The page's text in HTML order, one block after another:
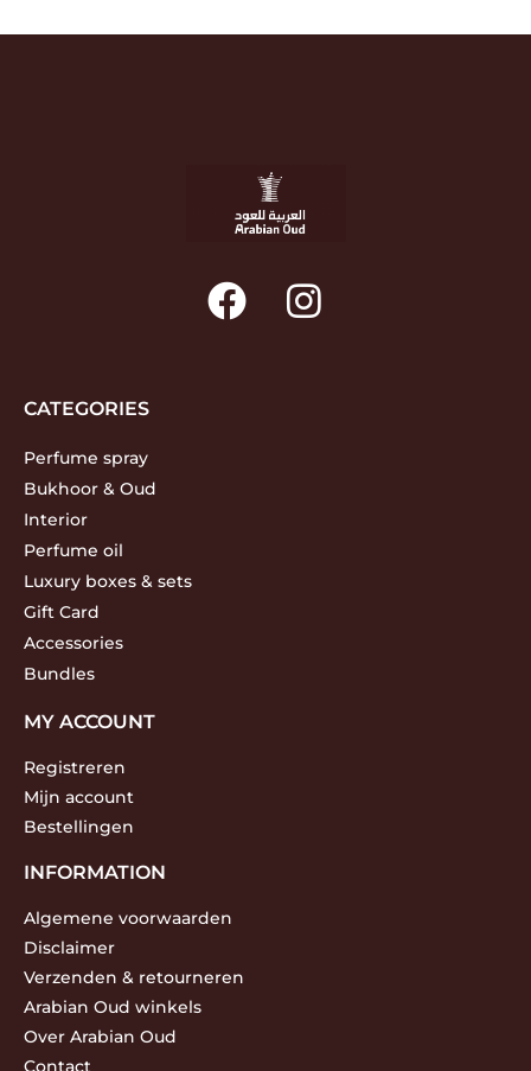
CATEGORIES
Perfume spray
Bukhoor & Oud
Interior
Perfume oil
Luxury boxes & sets
Gift Card
Accessories
Bundles
MY ACCOUNT
Registreren
Mijn account
Bestellingen
INFORMATION
Algemene voorwaarden
Disclaimer
Verzenden & retourneren
Arabian Oud winkels
Over Arabian Oud
Contact